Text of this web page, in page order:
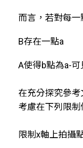
而言，若對每一
B存在一點a
A使得b點為a-可
在充分探究參
考慮在下列限
限制x軸上拍攝